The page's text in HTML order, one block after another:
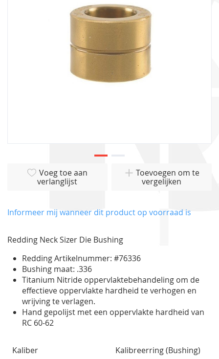
van
gallerij
Voeg toe aan
verlanglijst
Toevoegen om te
vergelijken
Informeer mij wanneer dit product op voorraad is
Redding Neck Sizer Die Bushing
Redding Artikelnummer: #76336
Bushing maat: .336
Titanium Nitride oppervlaktebehandeling om de
effectieve oppervlakte hardheid te verhogen en
wrijving te verlagen.
Hand gepolijst met een oppervlakte hardheid van
RC 60-62
Kaliber Kalibreerring (Bushing)